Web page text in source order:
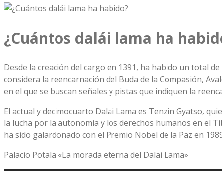
¿Cuántos dalái lama ha
Desde la creación del cargo en 1391, ha habido un total
considera la reencarnación del Buda de la Compasión,
en el que se buscan señales y pistas que indiquen la
El actual y decimocuarto Dalai Lama es Tenzin Gyatso,
la lucha por la autonomía y los derechos humanos en el
ha sido galardonado con el Premio Nobel de la Paz en
Palacio Potala «La morada eterna del Dalai Lama»